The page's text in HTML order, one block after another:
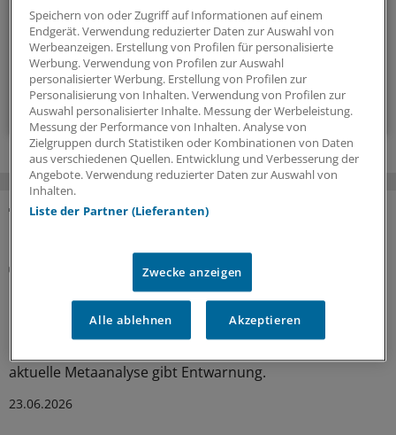
Rheumatologie.
alle 2 Wochen (Dienstag)
Zum Abonnieren bitte anmelden
Metaanalyse spricht für Therapie mit
Bisphosphonaten auch nach akuter Fraktur
Kann die antiresorptive Wirkung von Osteoporose-
aktuelle Metaanalyse gibt Entwarnung.
23.06.2026
Speichern von oder Zugriff auf Informationen auf einem
Endgerät. Verwendung reduzierter Daten zur Auswahl von
Werbeanzeigen. Erstellung von Profilen für personalisierte
Werbung. Verwendung von Profilen zur Auswahl
personalisierter Werbung. Erstellung von Profilen zur
Personalisierung von Inhalten. Verwendung von Profilen zur
Auswahl personalisierter Inhalte. Messung der Werbeleistung.
Messung der Performance von Inhalten. Analyse von
Zielgruppen durch Statistiken oder Kombinationen von Daten
aus verschiedenen Quellen. Entwicklung und Verbesserung der
Angebote. Verwendung reduzierter Daten zur Auswahl von
Inhalten.
Liste der Partner (Lieferanten)
Zwecke anzeigen
Alle ablehnen Akzeptieren